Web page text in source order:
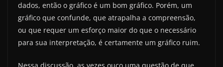
dados, então o gráfico é um bom gráfico. Porém, um
gráfico que confunde, que atrapalha a compreensão,
ou que requer um esforço maior do que o necessário
para sua interpretação, é certamente um gráfico ruim.